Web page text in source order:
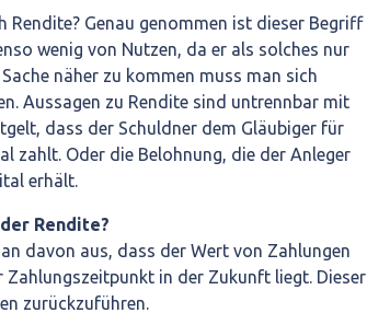
Rendite? Genau genommen ist dieser Begriff
wenig von Nutzen, da er als solches nur
näher zu kommen muss man sich
Aussagen zu Rendite sind untrennbar mit
dass der Schuldner dem Gläubiger für
zahlt. Oder die Belohnung, die der Anleger
erhält.
Rendite?
davon aus, dass der Wert von Zahlungen
in der Zukunft liegt. Dieser
zurückzuführen.